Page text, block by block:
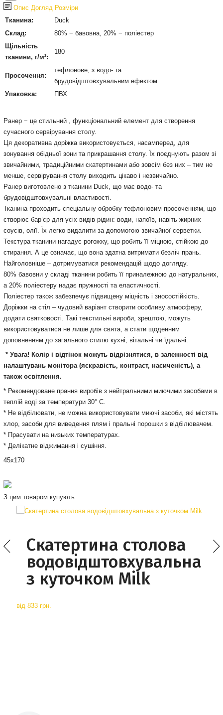
Опис Догляд Розміри
Тканина:
Duck
Склад:
80% − бавовна, 20% − поліестер
Щільність
тканини, г/м²:
180
Просочення:
тефлонове, з водо- та
брудовідштовхувальним ефектом
Упаковка:
ПВХ
Ранер − це стильний , функціональний елемент для створення
сучасного сервірування столу.
Ця декоративна доріжка використовується, насамперед, для
зонування обідньої зони та прикрашання столу. Їх поєднують разом зі
звичайними, традиційними скатертинами або зовсім без них – тим не
менше, сервірування столу виходить цікаво і незвичайно.
Ранер виготовлено з тканини Duck, що має водо- та
брудовідштовхувальні властивості.
Тканина проходить спеціальну обробку тефлоновим просоченням, що
створює бар’єр для усіх видів рідин: води, напоїв, навіть жирних
соусів, олії. Їх легко видалити за допомогою звичайної серветки.
Текстура тканини нагадує рогожку, що робить її міцною, стійкою до
стирання. А це означає, що вона здатна витримати безліч прань.
Найголовніше – дотримуватися рекомендацій щодо догляду.
80% бавовни у складі тканини робить її приналежною до натуральних,
а 20% поліестеру надає пружності та еластичності.
Поліестер також забезпечує підвищену міцність і зносостійкість.
Доріжки на стіл – чудовий варіант створити особливу атмосферу,
додати святковості. Такі текстильні вироби, зрештою, можуть
використовуватися не лише для свята, а стати щоденним
доповненням до загального стилю кухні, вітальні чи їдальні.
* Увага! Колір і відтінок можуть відрізнятися, в залежності від
налаштувань монітора (яскравість, контраст, насиченість), а
також освітлення.
* Рекомендоване прання виробів з нейтральними миючими засобами в
теплій воді за температури 30° С.
* Не відбілювати, не можна використовувати миючі засоби, які містять
хлор, засоби для виведення плям і пральні порошки з відбілювачем.
* Прасувати на низьких температурах.
* Делікатне віджимання і сушіння.
45х170
З цим товаром купують
Скатертина столова
водовідштовхувальна
з куточком Milk
від 833 грн.